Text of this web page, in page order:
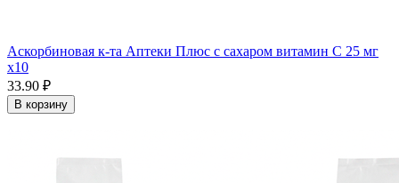
Аскорбиновая к-та Аптеки Плюс с сахаром витамин С 25 мг
x10
33.90 ₽
В корзину